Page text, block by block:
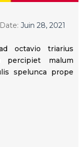
Date: Juin 28, 2021
octavio triarius
percipiet malum
spelunca prope